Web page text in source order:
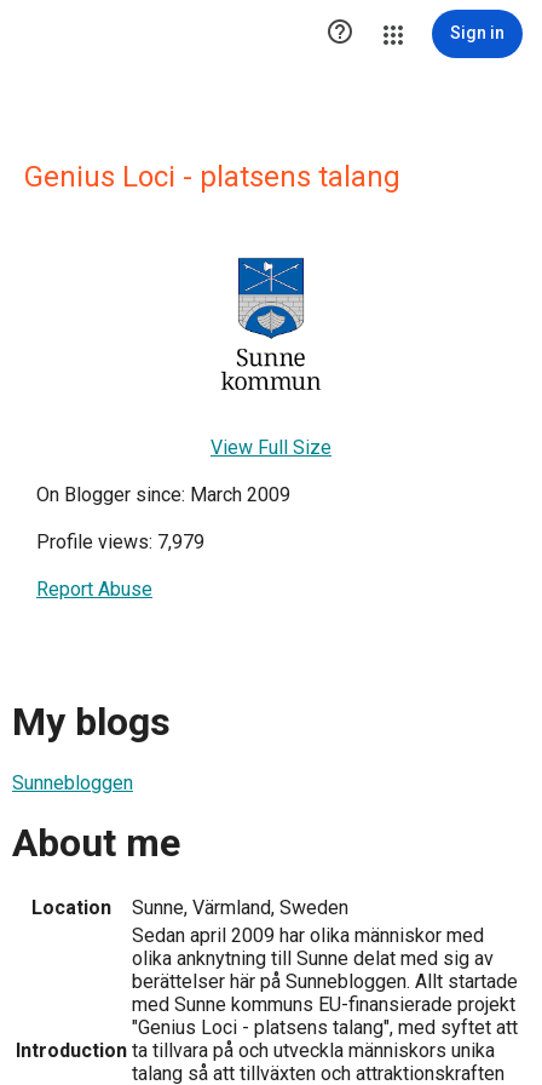
 Sign in
Genius Loci - platsens talang
View Full Size
On Blogger since: March 2009
Profile views: 7,979
Report Abuse
My blogs
Sunnebloggen
About me
Location Sunne, Värmland, Sweden
Introduction
Sedan april 2009 har olika människor med
olika anknytning till Sunne delat med sig av
berättelser här på Sunnebloggen. Allt startade
med Sunne kommuns EU-finansierade projekt
"Genius Loci - platsens talang", med syftet att
ta tillvara på och utveckla människors unika
talang så att tillväxten och attraktionskraften